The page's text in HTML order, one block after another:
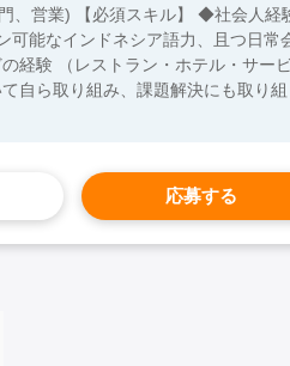
社会人経験
能なインドネシア語力、且つ日常
経験 （レストラン・ホテル・サー
自ら取り組み、課題解決にも取り組
応募する